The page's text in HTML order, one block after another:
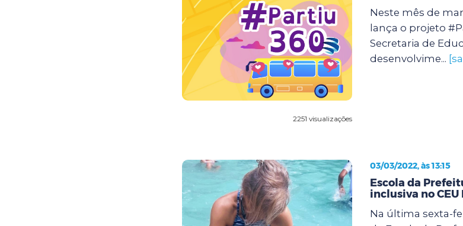
2251 visualizações
Neste mês de
lança o projeto
Secretaria de
desenvolvime...
03/03/2022, às 13:15
Escola da
inclusiva no
Na última sexta-